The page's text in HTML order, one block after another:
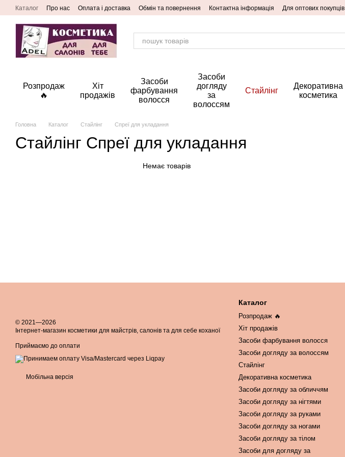
Перейти до основного контенту
Каталог Про нас Оплата і доставка Обмін та повернення Контактна інформація Для оптових покупців
Розпродаж
🔥
Хіт
продажів
Засоби
фарбування
волосся
Засоби
догляду
за
волоссям
Стайлінг
Декоративна
косметика
Головна Каталог Стайлінг Спреї для укладання
Стайлінг Спреї для укладання
Немає товарів
© 2021—2026
Інтернет-магазин косметики для майстрів, салонів та для себе коханої
Приймаємо до оплати
Мобільна версія
Каталог
Розпродаж 🔥
Хіт продажів
Засоби фарбування волосся
Засоби догляду за волоссям
Стайлінг
Декоративна косметика
Засоби догляду за обличчям
Засоби догляду за нігтями
Засоби догляду за руками
Засоби догляду за ногами
Засоби догляду за тілом
Засоби для догляду за